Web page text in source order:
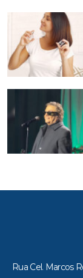
Rua Cel. Marcos